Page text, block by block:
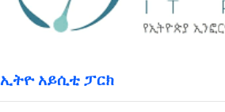
ኢትዮ አይሲቲ ፓርክ